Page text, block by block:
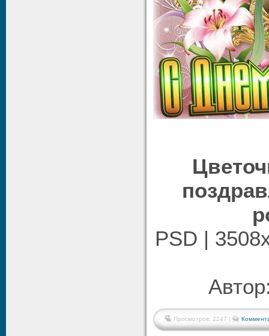
PSD |
Просмотров: 2247 |